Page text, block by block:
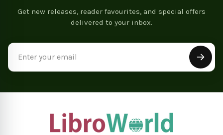
Get new releases, reader favourites, and special offers
delivered to your inbox.